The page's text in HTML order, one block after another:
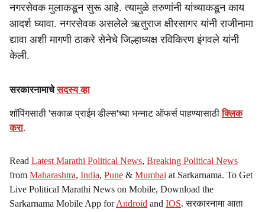
नगरसेवक मुलाकडून सुरू आहे. त्यामुळे तरुणांनी यांच्याकडून काय
आदर्श घ्यावा. नगरसेवक असलेले ऋतुराज क्षीरसागर यांनी राजीनामा
द्यावा अशी मागणी ठाकरे सेनेचे जिल्हाध्यक्ष रविकिरण इंगवले यांनी
केली.
सरकारनामाचेसदस्य व्हा
शॉपिंगसाठी 'सकाळ प्राईम डील्स'च्या भन्नाट ऑफर्स पाहण्यासाठीक्लिक
करा.
Read Latest Marathi Political News, Breaking Political News
from Maharashtra, India, Pune & Mumbai at Sarkarnama. To Get
Live Political Marathi News on Mobile, Download the
Sarkarnama Mobile App forAndroid and IOS. सरकारनामा आता